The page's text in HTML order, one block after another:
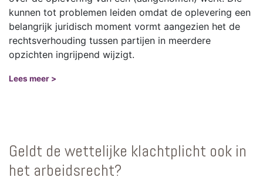
kunnen tot problemen leiden omdat de oplevering een
belangrijk juridisch moment vormt aangezien het de
rechtsverhouding tussen partijen in meerdere
opzichten ingrijpend wijzigt.
Lees meer >
Geldt de wettelijke klachtplicht ook in
het arbeidsrecht?